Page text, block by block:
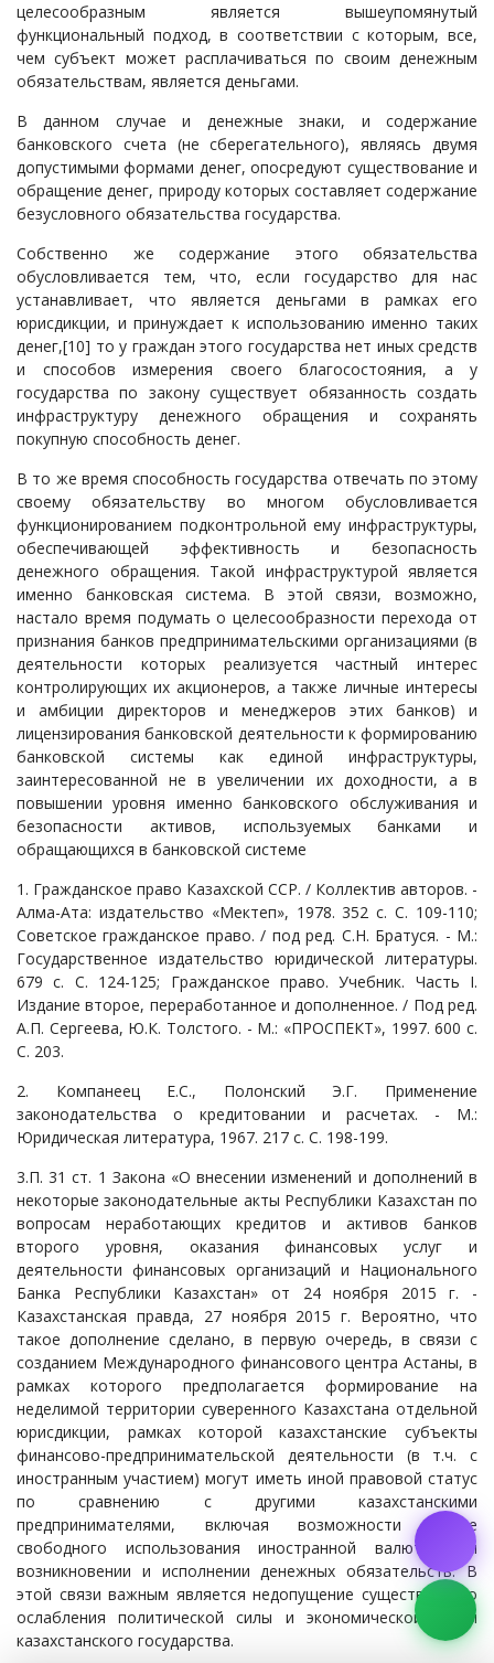
целесообразным является вышеупомянутый
функциональный подход, в соответствии с которым, все,
чем субъект может расплачиваться по своим денежным
обязательствам, является деньгами.
В данном случае и денежные знаки, и содержание
банковского счета (не сберегательного), являясь двумя
допустимыми формами денег, опосредуют существование и
обращение денег, природу которых составляет содержание
безусловного обязательства государства.
Собственно же содержание этого обязательства
обусловливается тем, что, если государство для нас
устанавливает, что является деньгами в рамках его
юрисдикции, и принуждает к использованию именно таких
денег,[10] то у граждан этого государства нет иных средств
и способов измерения своего благосостояния, а у
государства по закону существует обязанность создать
инфраструктуру денежного обращения и сохранять
покупную способность денег.
В то же время способность государства отвечать по этому
своему обязательству во многом обусловливается
функционированием подконтрольной ему инфраструктуры,
обеспечивающей эффективность и безопасность
денежного обращения. Такой инфраструктурой является
именно банковская система. В этой связи, возможно,
настало время подумать о целесообразности перехода от
признания банков предпринимательскими организациями (в
деятельности которых реализуется частный интерес
контролирующих их акционеров, а также личные интересы
и амбиции директоров и менеджеров этих банков) и
лицензирования банковской деятельности к формированию
банковской системы как единой инфраструктуры,
заинтересованной не в увеличении их доходности, а в
повышении уровня именно банковского обслуживания и
безопасности активов, используемых банками и
обращающихся в банковской системе
1. Гражданское право Казахской ССР. / Коллектив авторов. -
Алма-Ата: издательство «Мектеп», 1978. 352 с. С. 109-110;
Советское гражданское право. / под ред. С.Н. Братуся. - М.:
Государственное издательство юридической литературы.
679 с. С. 124-125; Гражданское право. Учебник. Часть I.
Издание второе, переработанное и дополненное. / Под ред.
А.П. Сергеева, Ю.К. Толстого. - М.: «ПРОСПЕКТ», 1997. 600 с.
С. 203.
2. Компанеец Е.С., Полонский Э.Г. Применение
законодательства о кредитовании и расчетах. - М.:
Юридическая литература, 1967. 217 с. С. 198-199.
3.П. 31 ст. 1 Закона «О внесении изменений и дополнений в
некоторые законодательные акты Республики Казахстан по
вопросам неработающих кредитов и активов банков
второго уровня, оказания финансовых услуг и
деятельности финансовых организаций и Национального
Банка Республики Казахстан» от 24 ноября 2015 г. -
Казахстанская правда, 27 ноября 2015 г. Вероятно, что
такое дополнение сделано, в первую очередь, в связи с
созданием Международного финансового центра Астаны, в
рамках которого предполагается формирование на
неделимой территории суверенного Казахстана отдельной
юрисдикции, рамках которой казахстанские субъекты
финансово-предпринимательской деятельности (в т.ч. с
иностранным участием) могут иметь иной правовой статус
по сравнению с другими казахстанскими
предпринимателями, включая возможности более
свободного использования иностранной валюты при
возникновении и исполнении денежных обязательств. В
этой связи важным является недопущение существенного
ослабления политической силы и экономической мощи
казахстанского государства.